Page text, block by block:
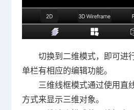
切换到二维模式，即可进
单栏有相应的编辑功能。
三维线框模式通过使用直
方式来显示三维对象。